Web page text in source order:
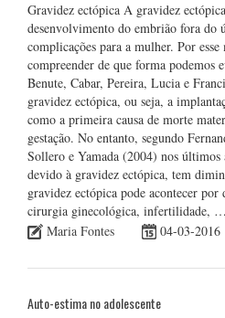
Gravidez ectópica A gravidez
desenvolvimento do embrião fora do
complicações para a mulher. Por
compreender de que forma podemos
Benute, Cabar, Pereira, Lucia e
gravidez ectópica, ou seja, a
como a primeira causa de morte
gestação. No entanto, segundo
Sollero e Yamada (2004) nos últimos
devido à gravidez ectópica, tem
gravidez ectópica pode acontecer
cirurgia ginecológica, infertilidade, …
Maria Fontes
04-03-2016
Auto-estima no adolescente